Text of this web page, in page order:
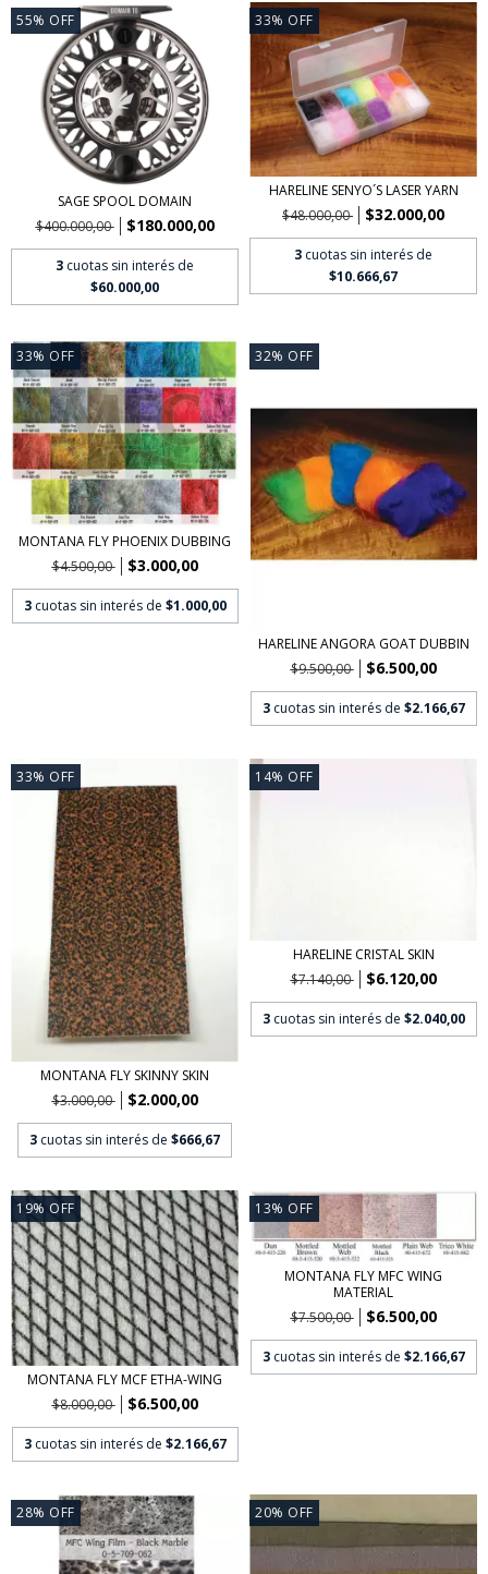
55% OFF
SAGE SPOOL DOMAIN
$400.000,00
$180.000,00
3 cuotas sin interés de
$60.000,00
33% OFF
HARELINE SENYO´S LASER YARN
$48.000,00
$32.000,00
3 cuotas sin interés de
$10.666,67
33% OFF
MONTANA FLY PHOENIX DUBBING
$4.500,00
$3.000,00
3 cuotas sin interés de $1.000,00
32% OFF
HARELINE ANGORA GOAT DUBBIN
$9.500,00
$6.500,00
3 cuotas sin interés de $2.166,67
33% OFF
MONTANA FLY SKINNY SKIN
$3.000,00
$2.000,00
3 cuotas sin interés de $666,67
14% OFF
HARELINE CRISTAL SKIN
$7.140,00
$6.120,00
3 cuotas sin interés de $2.040,00
19% OFF
MONTANA FLY MCF ETHA-WING
$8.000,00
$6.500,00
3 cuotas sin interés de $2.166,67
13% OFF
MONTANA FLY MFC WING
MATERIAL
$7.500,00
$6.500,00
3 cuotas sin interés de $2.166,67
28% OFF 20% OFF